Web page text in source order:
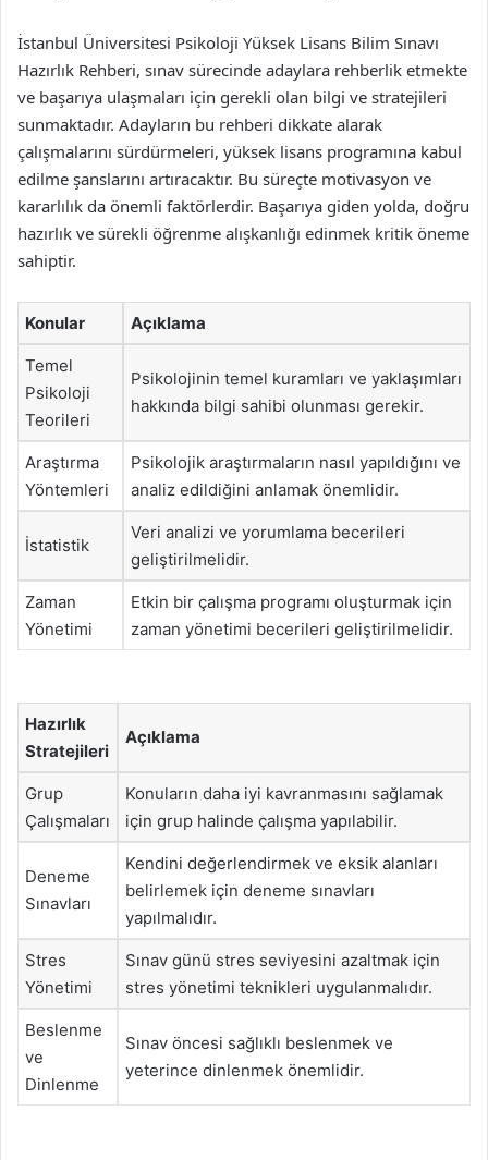
İstanbul Üniversitesi Psikoloji Yüksek Lisans Bilim Sınavı
Hazırlık Rehberi, sınav sürecinde adaylara rehberlik etmekte
ve başarıya ulaşmaları için gerekli olan bilgi ve stratejileri
sunmaktadır. Adayların bu rehberi dikkate alarak
çalışmalarını sürdürmeleri, yüksek lisans programına kabul
edilme şanslarını artıracaktır. Bu süreçte motivasyon ve
kararlılık da önemli faktörlerdir. Başarıya giden yolda, doğru
hazırlık ve sürekli öğrenme alışkanlığı edinmek kritik öneme
sahiptir.
Konular Açıklama
Temel
Psikoloji
Teorileri
Psikolojinin temel kuramları ve yaklaşımları
hakkında bilgi sahibi olunması gerekir.
Araştırma
Yöntemleri
Psikolojik araştırmaların nasıl yapıldığını ve
analiz edildiğini anlamak önemlidir.
İstatistik
Veri analizi ve yorumlama becerileri
geliştirilmelidir.
Zaman
Yönetimi
Etkin bir çalışma programı oluşturmak için
zaman yönetimi becerileri geliştirilmelidir.
Hazırlık
Stratejileri
Açıklama
Grup
Çalışmaları
Konuların daha iyi kavranmasını sağlamak
için grup halinde çalışma yapılabilir.
Deneme
Sınavları
Kendini değerlendirmek ve eksik alanları
belirlemek için deneme sınavları
yapılmalıdır.
Stres
Yönetimi
Sınav günü stres seviyesini azaltmak için
stres yönetimi teknikleri uygulanmalıdır.
Beslenme
ve
Dinlenme
Sınav öncesi sağlıklı beslenmek ve
yeterince dinlenmek önemlidir.